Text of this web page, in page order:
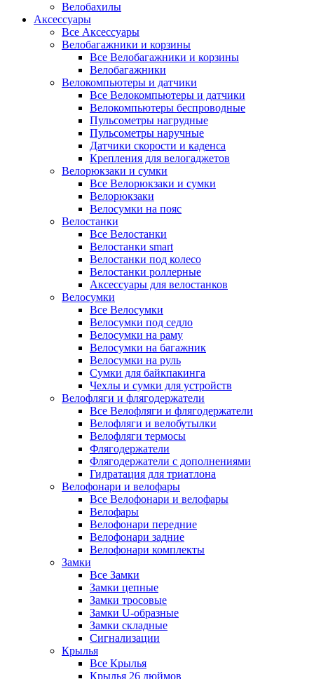
Велобахилы
Аксессуары
Все Аксессуары
Велобагажники и корзины
Все Велобагажники и корзины
Велобагажники
Велокомпьютеры и датчики
Все Велокомпьютеры и датчики
Велокомпьютеры беспроводные
Пульсометры нагрудные
Пульсометры наручные
Датчики скорости и каденса
Крепления для велогаджетов
Велорюкзаки и сумки
Все Велорюкзаки и сумки
Велорюкзаки
Велосумки на пояс
Велостанки
Все Велостанки
Велостанки smart
Велостанки под колесо
Велостанки роллерные
Аксессуары для велостанков
Велосумки
Все Велосумки
Велосумки под седло
Велосумки на раму
Велосумки на багажник
Велосумки на руль
Сумки для байкпакинга
Чехлы и сумки для устройств
Велофляги и флягодержатели
Все Велофляги и флягодержатели
Велофляги и велобутылки
Велофляги термосы
Флягодержатели
Флягодержатели с дополнениями
Гидратация для триатлона
Велофонари и велофары
Все Велофонари и велофары
Велофары
Велофонари передние
Велофонари задние
Велофонари комплекты
Замки
Все Замки
Замки цепные
Замки тросовые
Замки U-образные
Замки складные
Сигнализации
Крылья
Все Крылья
Крылья 26 дюймов